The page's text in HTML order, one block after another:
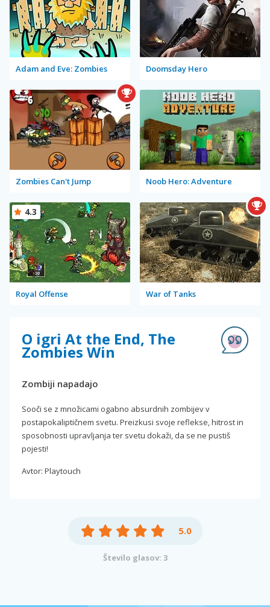
Adam and Eve: Zombies Doomsday Hero
Zombies Can't Jump Noob Hero: Adventure
Royal Offense
4.3
War of Tanks
O igri At the End, The
Zombies Win
Zombiji napadajo
Sooči se z množicami ogabno absurdnih zombijev v
postapokaliptičnem svetu. Preizkusi svoje reflekse, hitrost in
sposobnosti upravljanja ter svetu dokaži, da se ne pustiš
pojesti!
Avtor: Playtouch
5.0
Število glasov: 3